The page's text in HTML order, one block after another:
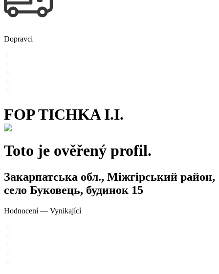
Dopravci
FOP TICHKA I.I.
Toto je ověřený profil.
Закарпатська обл., Міжгірський район,
село Буковець, будинок 15
Hodnocení— Vynikající